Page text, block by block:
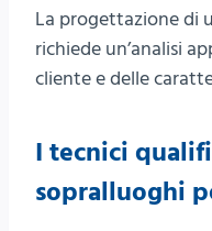
La progettazione di
richiede un’analisi
cliente e delle
I tecnici
sopralluoghi